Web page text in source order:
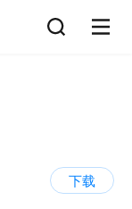
下载